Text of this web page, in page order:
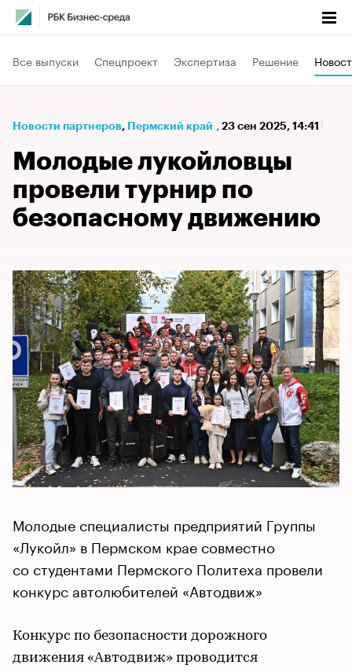
Все выпуски Спецпроект Экспертиза Решение
Новости партнеров⁠, Пермский край , 23 сен 2025, 14:41
Молодые лукойловцы
провели турнир по
безопасному движению
Молодые специалисты предприятий Группы
«Лукойл» в Пермском крае совместно
со студентами Пермского Политеха провели
конкурс автолюбителей «Автодвиж»
Конкурс по безопасности дорожного
движения «Автодвиж» проводится